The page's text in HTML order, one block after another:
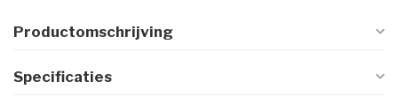
Productomschrijving
Specificaties